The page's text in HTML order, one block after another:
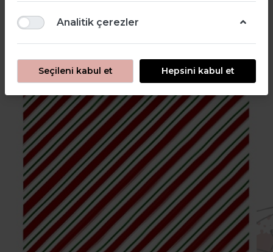
Analitik çerezler
Seçileni kabul et Hepsini kabul et